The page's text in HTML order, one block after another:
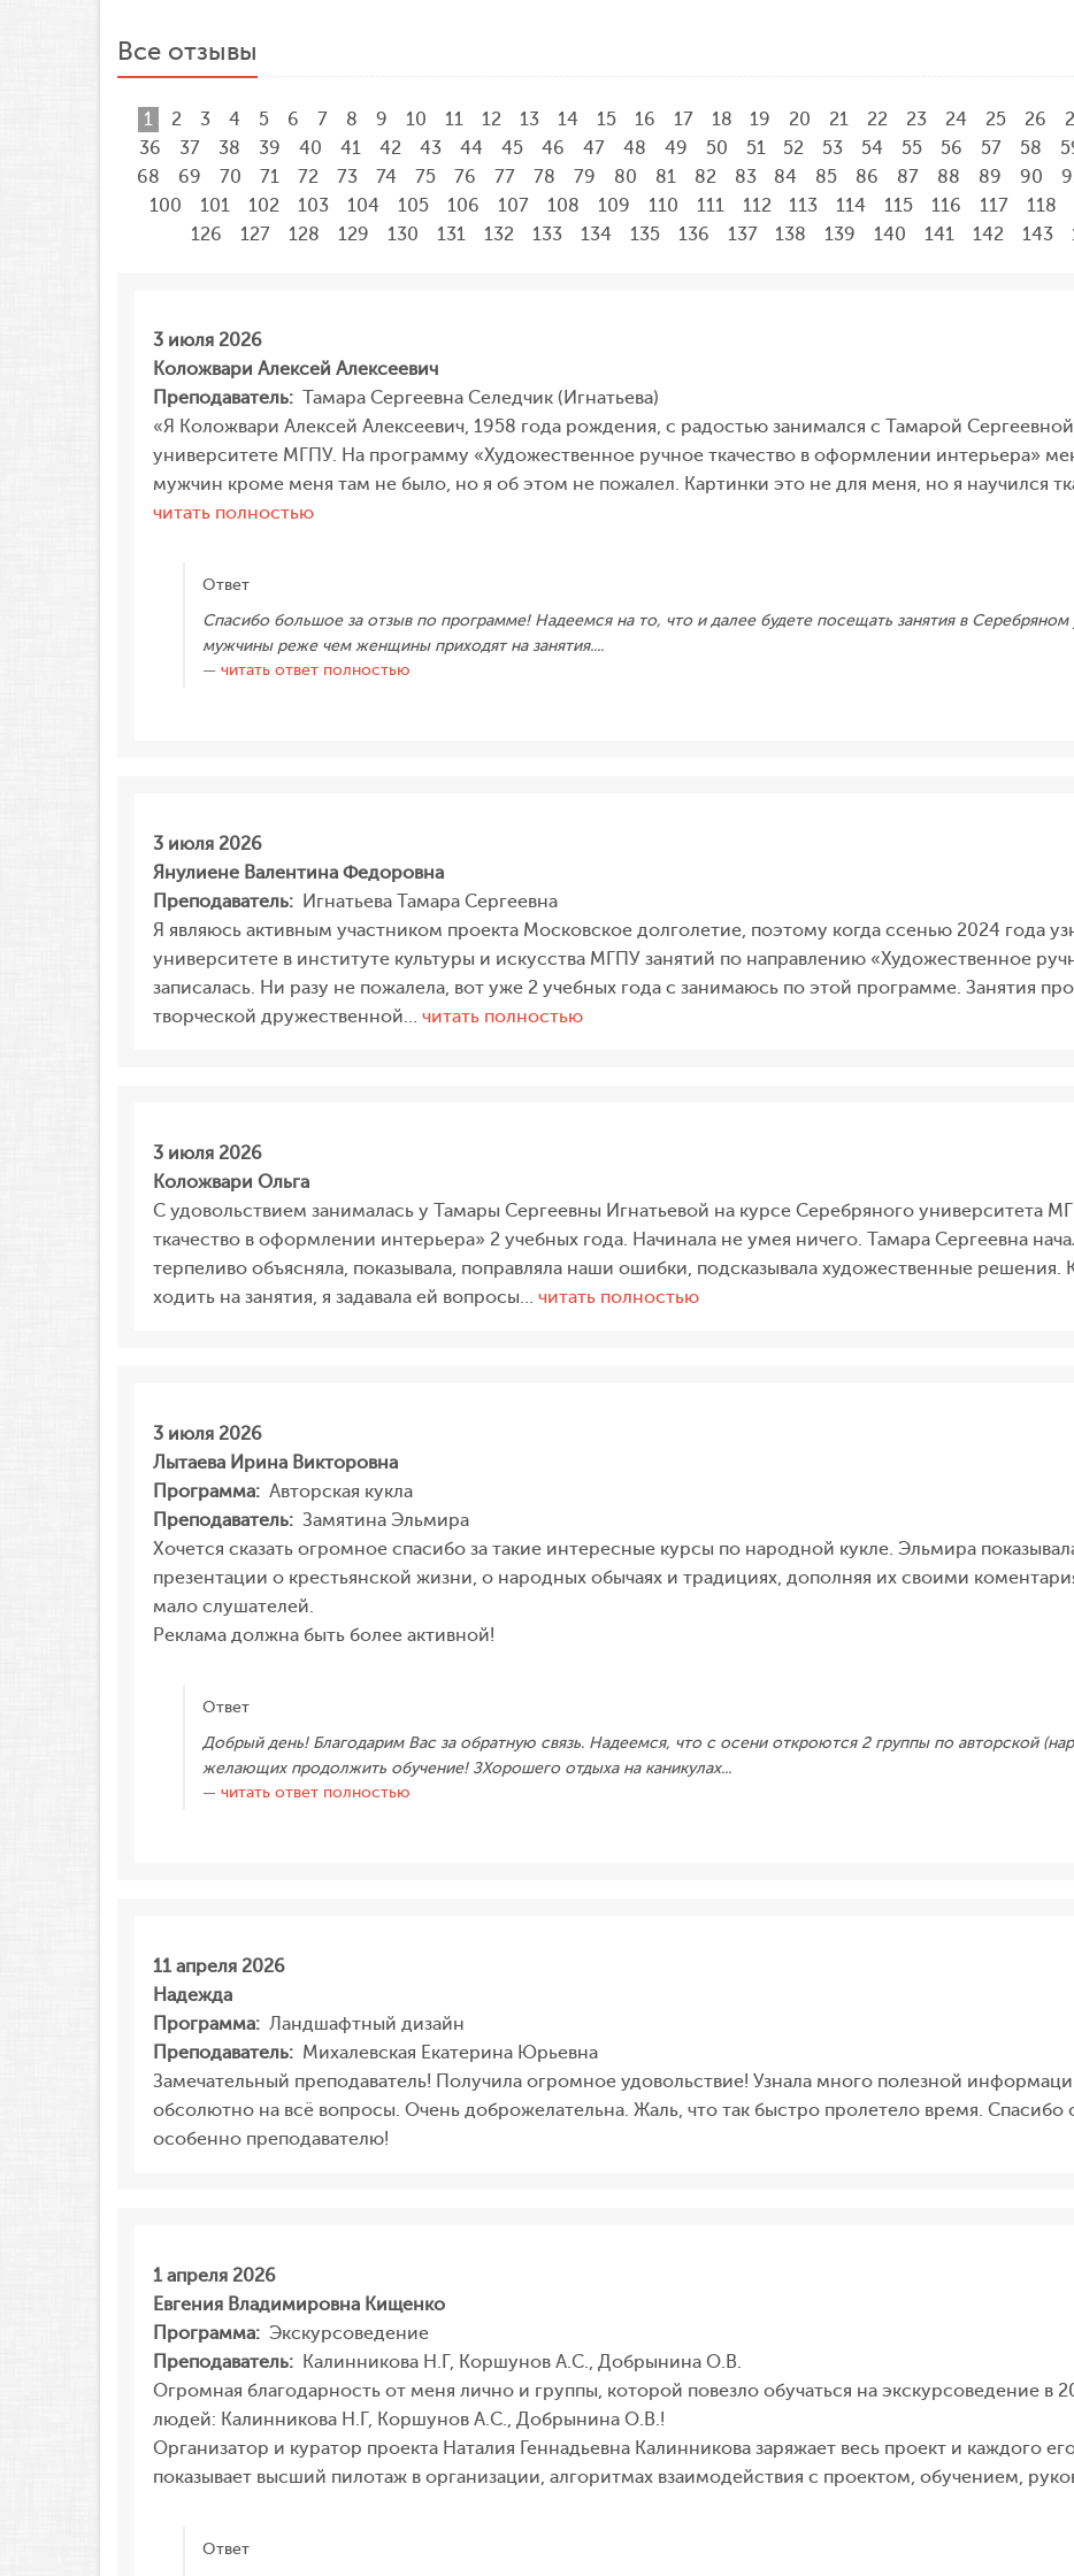
Все отзывы
1 2 3 4 5 6 7 8 9 10 11 12 13 14 15 16 17 18 19 20 21 22 23 24 25 26
36
37 38 39 40 41 42 43 44 45 46 47 48 49 50 51 52 53 54 55 56 57 58
68
69 70 71 72 73 74 75 76 77 78 79 80 81 82 83 84 85 86 87 88 89 90
100
101 102 103 104 105 106 107 108 109 110 111 112 113 114 115 116 117 118
126
127 128 129 130 131 132 133 134 135 136 137 138 139 140 141 142 143
3 июля 2026
Коложвари Алексей Алексеевич
Преподаватель: Тамара Сергеевна Селедчик (Игнатьева)
«Я Коложвари Алексей Алексеевич, 1958 года рождения, с радостью занимался с Тамарой
университете МГПУ. На программу «Художественное ручное ткачество в оформлении интерьера»
мужчин кроме меня там не было, но я об этом не пожалел. Картинки это не для меня, но я научился
читать полностью««Я
1958»
Ответ
Спасибо большое за отзыв по программе! Надеемся на то, что и далее будете посещать занятия в Серебряном
мужчины реже чем женщины приходят на занятия....
читать ответ полностью
3 июля 2026
Янулиене Валентина Федоровна
Преподаватель:
Игнатьева Тамара Сергеевна
Я являюсь активным участником проекта Московское долголетие, поэтому когда ссенью 2024 года
университете в институте культуры и искусства МГПУ занятий по направлению «Художественное
записалась. Ни разу не пожалела, вот уже 2 учебных года с занимаюсь по этой программе. Занятия
творческой дружественной… читать полностью«Я
3 июля 2026
Коложвари Ольга
С удовольствием занималась у Тамары Сергеевны Игнатьевой на курсе Серебряного университета
ткачество в оформлении интерьера» 2 учебных года. Начинала не умея ничего. Тамара Сергеевна
терпеливо объясняла, показывала, поправляла наши ошибки, подсказывала художественные решения.
ходить на занятия, я задавала ей вопросы… читать полностью«С
3 июля 2026
Лытаева Ирина Викторовна
Программа: Авторская кукла
Преподаватель: Замятина Эльмира
Хочется сказать огромное спасибо за такие интересные курсы по народной кукле. Эльмира
презентации о крестьянской жизни, о народных обычаях и традициях, дополняя их своими
мало слушателей.
Реклама должна быть более активной!
Ответ
Добрый день! Благодарим Вас за обратную связь. Надеемся, что с осени откроются 2 группы по авторской
желающих продолжить обучение! ЗХорошего отдыха на каникулах...
читать ответ полностью
11 апреля 2026
Надежда
Программа: Ландшафтный дизайн
Преподаватель: Михалевская Екатерина Юрьевна
Замечательный преподаватель! Получила огромное удовольствие! Узнала много полезной
обсолютно на всё вопросы. Очень доброжелательна. Жаль, что так быстро пролетело время.
особенно преподавателю!
1 апреля 2026
Евгения Владимировна Кищенко
Программа: Экскурсоведение
Преподаватель:
Калинникова Н.Г, Коршунов А.С., Добрынина О.В.
Огромная благодарность от меня лично и группы, которой повезло обучаться на экскурсоведение в
людей: Калинникова Н.Г, Коршунов А.С., Добрынина О.В.!
Организатор и куратор проекта Наталия Геннадьевна Калинникова заряжает весь проект и каждого
показывает высший пилотаж в организации, алгоритмах взаимодействия с проектом, обучением,
Ответ